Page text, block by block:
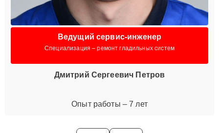
Ведущий сервис-инженер
Специализация – ремонт гладильных систем
Дмитрий Сергеевич Петров
Опыт работы – 7 лет